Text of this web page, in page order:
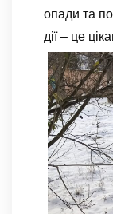
опади та
дії – це